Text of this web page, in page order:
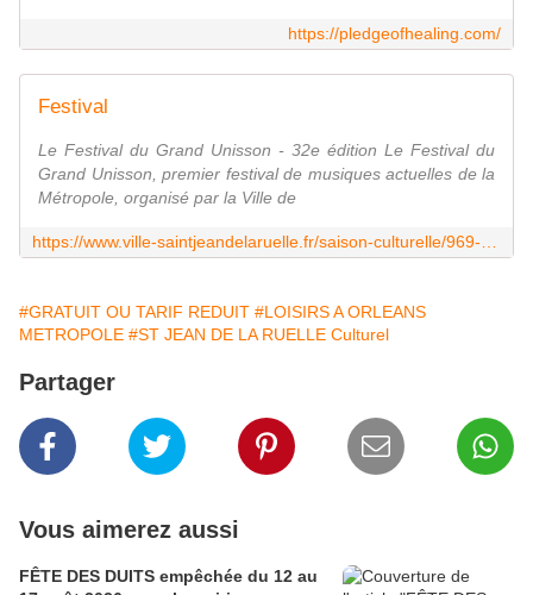
https://pledgeofhealing.com/
Festival
Le Festival du Grand Unisson - 32e édition Le Festival du
Grand Unisson, premier festival de musiques actuelles de la
Métropole, organisé par la Ville de
#GRATUIT OU TARIF REDUIT #LOISIRS A ORLEANS
METROPOLE #ST JEAN DE LA RUELLE Culturel
Partager
Vous aimerez aussi
FÊTE DES DUITS empêchée du 12 au